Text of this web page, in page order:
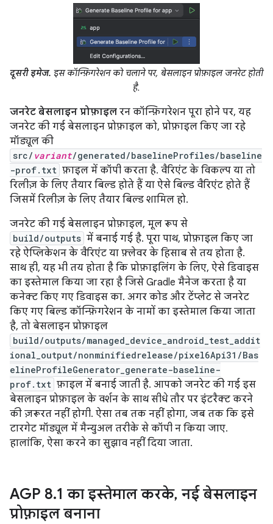
दूसरी इमेज. इस कॉन्फ़िगरेशन को चलाने पर, बेसलाइन प्रोफ़ाइल जनरेट होती
है.
जनरेट बेसलाइन प्रोफ़ाइल रन कॉन्फ़िगरेशन पूरा होने पर, यह
जनरेट की गई बेसलाइन प्रोफ़ाइल को, प्रोफ़ाइल किए जा रहे
मॉड्यूल की
src/ variant/generated/baselineProfiles/baseline
-prof.txt फ़ाइल में कॉपी करता है. वैरिएंट के विकल्प या तो
रिलीज़ के लिए तैयार बिल्ड होते हैं या ऐसे बिल्ड वैरिएंट होते हैं
जिसमें रिलीज़ के लिए तैयार बिल्ड शामिल हो.
जनरेट की गई बेसलाइन प्रोफ़ाइल, मूल रूप से
build/outputs में बनाई गई है. पूरा पाथ, प्रोफ़ाइल किए जा
रहे ऐप्लिकेशन के वैरिएंट या फ़्लेवर के हिसाब से तय होता है.
साथ ही, यह भी तय होता है कि प्रोफ़ाइलिंग के लिए, ऐसे डिवाइस
का इस्तेमाल किया जा रहा है जिसे Gradle मैनेज करता है या
कनेक्ट किए गए डिवाइस का. अगर कोड और टेंप्लेट से जनरेट
किए गए बिल्ड कॉन्फ़िगरेशन के नामों का इस्तेमाल किया जाता
है, तो बेसलाइन प्रोफ़ाइल
build/outputs/managed_device_android_test_addit
ional_output/nonminifiedrelease/pixel6Api31/Bas
elineProfileGenerator_generate-baseline-
prof.txt फ़ाइल में बनाई जाती है. आपको जनरेट की गई इस
बेसलाइन प्रोफ़ाइल के वर्शन के साथ सीधे तौर पर इंटरैक्ट करने
की ज़रूरत नहीं होगी. ऐसा तब तक नहीं होगा, जब तक कि इसे
टारगेट मॉड्यूल में मैन्युअल तरीके से कॉपी न किया जाए.
हालांकि, ऐसा करने का सुझाव नहीं दिया जाता.
AGP 8.1 का इस्तेमाल करके, नई बेसलाइन
प्रोफ़ाइल बनाना